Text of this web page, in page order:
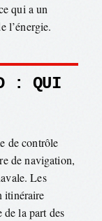
qui a un
l’énergie.
: QUI
de contrôle
de navigation,
Les
itinéraire
de la part des